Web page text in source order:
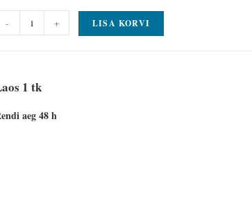
- + LISA KORVI
1 tk
aeg 48 h